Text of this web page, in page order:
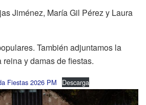
Jiménez, María Gil Pérez y Laura
También adjuntamos la
y damas de fiestas.
Fiestas 2026 PM Descarga